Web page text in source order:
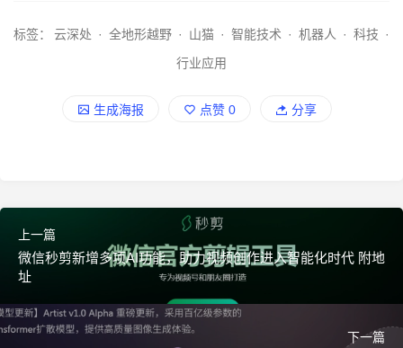
标签： 云深处 · 全地形越野 · 山猫 · 智能技术 · 机器人 · 科技 ·
行业应用
生成海报 点赞 0 分享
上一篇
微信秒剪新增多项AI功能，助力视频创作进入智能化时代 附地
址
下一篇